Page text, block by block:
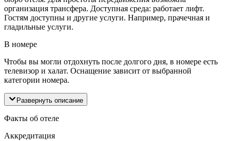
организация трансфера. Доступная среда: работает лифт.
Гостям доступны и другие услуги. Например, прачечная и
гладильные услуги.
В номере
Чтобы вы могли отдохнуть после долгого дня, в номере есть
телевизор и халат. Оснащение зависит от выбранной
категории номера.
Развернуть описание
Факты об отеле
Аккредитация